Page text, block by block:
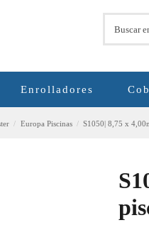
Enrolladores
Europa Piscinas S1050| 8,75 x